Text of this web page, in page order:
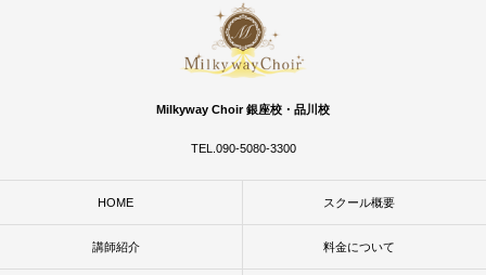
Milkyway Choir 銀座校・品川校
TEL.090-5080-3300
HOME スクール概要
講師紹介 料金について